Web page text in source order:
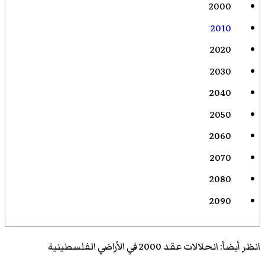
2000
2010
2020
2030
2040
2050
2060
2070
2080
2090
انظر أيضاً:انحلالات عقد 2000 في الأراضي الفلسطينية